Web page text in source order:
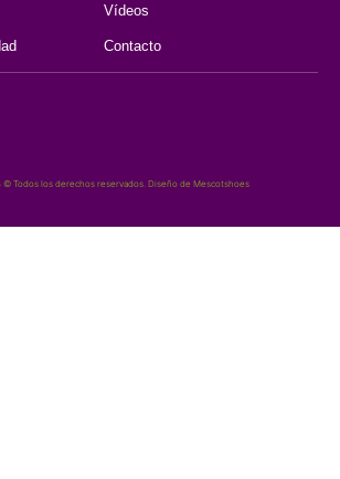
Vídeos
Contacto
© Todos los derechos reservados. Diseño de Mescotshoes